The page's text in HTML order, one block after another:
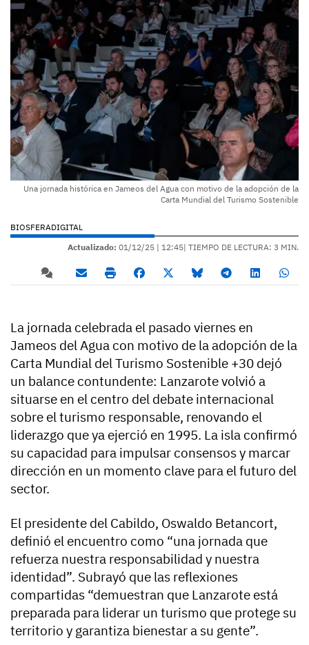
Una jornada histórica en Jameos del Agua con motivo de la adopción de la
Carta Mundial del Turismo Sostenible
BIOSFERADIGITAL
Actualizado: 01/12/25 | 12:45| TIEMPO DE LECTURA: 3 MIN.
La jornada celebrada el pasado viernes en
Jameos del Agua con motivo de la adopción de la
Carta Mundial del Turismo Sostenible +30 dejó
un balance contundente: Lanzarote volvió a
situarse en el centro del debate internacional
sobre el turismo responsable, renovando el
liderazgo que ya ejerció en 1995. La isla confirmó
su capacidad para impulsar consensos y marcar
dirección en un momento clave para el futuro del
sector.
El presidente del Cabildo, Oswaldo Betancort,
definió el encuentro como “una jornada que
refuerza nuestra responsabilidad y nuestra
identidad”. Subrayó que las reflexiones
compartidas “demuestran que Lanzarote está
preparada para liderar un turismo que protege su
territorio y garantiza bienestar a su gente”.